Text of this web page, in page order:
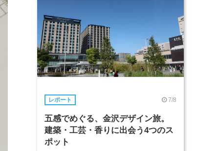
レポート 7/8
五感でめぐる、金沢デザイン旅。
建築・工芸・香りに出会う4つのス
ポット